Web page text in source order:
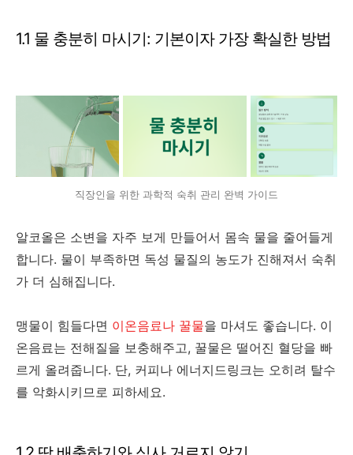
1.1 물 충분히 마시기: 기본이자 가장 확실한 방법
직장인을 위한 과학적 숙취 관리 완벽 가이드
알코올은 소변을 자주 보게 만들어서 몸속 물을 줄어들게
합니다. 물이 부족하면 독성 물질의 농도가 진해져서 숙취
가 더 심해집니다.
맹물이 힘들다면 이온음료나 꿀물을 마셔도 좋습니다. 이
온음료는 전해질을 보충해주고, 꿀물은 떨어진 혈당을 빠
르게 올려줍니다. 단, 커피나 에너지드링크는 오히려 탈수
를 악화시키므로 피하세요.